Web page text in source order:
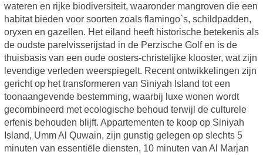
wateren en rijke biodiversiteit, waaronder mangroven die een
habitat bieden voor soorten zoals flamingo`s, schildpadden,
oryxen en gazellen. Het eiland heeft historische betekenis als
de oudste parelvisserijstad in de Perzische Golf en is de
thuisbasis van een oude oosters-christelijke klooster, wat zijn
levendige verleden weerspiegelt. Recent ontwikkelingen zijn
gericht op het transformeren van Siniyah Island tot een
toonaangevende bestemming, waarbij luxe wonen wordt
gecombineerd met ecologische behoud terwijl de culturele
erfenis behouden blijft. Appartementen te koop op Siniyah
Island, Umm Al Quwain, zijn gunstig gelegen op slechts 5
minuten van essentiële diensten, 10 minuten van Al Marjan